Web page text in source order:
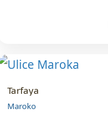
Tarfaya
Maroko